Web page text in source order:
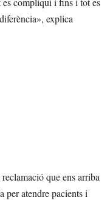
explica
que ens arriba
per atendre pacients i